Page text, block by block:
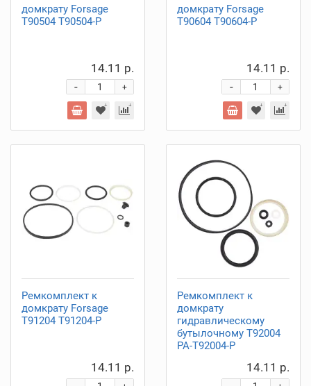
домкрату Forsage
T90504 T90504-P
14.11 р.
+
-
домкрату Forsage
T90604 T90604-P
14.11 р.
+
-
Ремкомплект к
домкрату Forsage
T91204 T91204-P
14.11 р.
Ремкомплект к
домкрату
гидравлическому
бутылочному T92004
PA-T92004-P
14.11 р.